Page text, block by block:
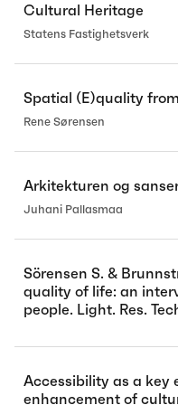
Cultural Heritage
Statens Fastighetsverk
Spatial (E)quality
Rene Sørensen
Arkitekturen og
Juhani Pallasmaa
Sörensen S. &
quality of life: an
people. Light. Res.
Accessibility as a key
enhancement of